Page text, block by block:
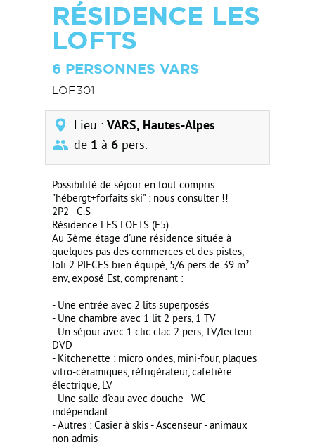
RÉSIDENCE LES
LOFTS
6 PERSONNES VARS
LOF301
Lieu : VARS, Hautes-Alpes
de 1 à 6 pers.
Possibilité de séjour en tout compris
"hébergt+forfaits ski" : nous consulter !!
2P2 - C.S
Résidence LES LOFTS (E5)
Au 3ème étage d'une résidence située à
quelques pas des commerces et des pistes,
Joli 2 PIECES bien équipé, 5/6 pers de 39 m²
env, exposé Est, comprenant :
- Une entrée avec 2 lits superposés
- Une chambre avec 1 lit 2 pers, 1 TV
- Un séjour avec 1 clic-clac 2 pers, TV/lecteur
DVD
- Kitchenette : micro ondes, mini-four, plaques
vitro-céramiques, réfrigérateur, cafetière
électrique, LV
- Une salle d'eau avec douche - WC
indépendant
- Autres : Casier à skis - Ascenseur - animaux
non admis